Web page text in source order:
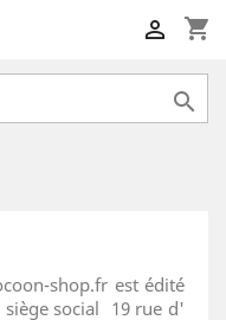
shopping_cart


shop.fr est édité
siège social 19 rue d'